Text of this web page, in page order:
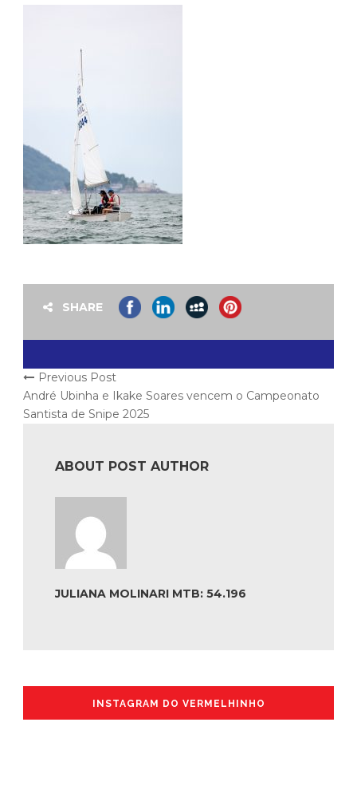
SHARE
Previous Post
André Ubinha e Ikake Soares vencem o Campeonato
Santista de Snipe 2025
ABOUT POST AUTHOR
JULIANA MOLINARI MTB: 54.196
INSTAGRAM DO VERMELHINHO